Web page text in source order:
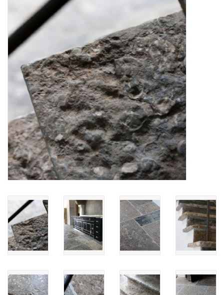
Antiquiteiten en Vintage
Objecten
Decoratieve Outdoor
Objecten
Vloeren - Steen, Terra Cotta
& Marmer
Outlet
Tevreden Klanten
Antieke Marmers
AI-Ready Database
Login